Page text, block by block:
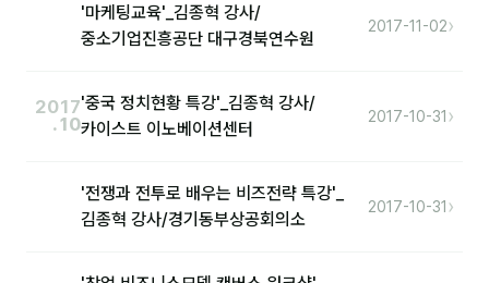
'마케팅교육'_김종혁 강사/
중소기업진흥공단 대구경북연수원
2017-11-02›
2017
.10
'중국 정치현황 특강'_김종혁 강사/
카이스트 이노베이션센터
2017-10-31 ›
'전쟁과 전투로 배우는 비즈전략 특강'_
김종혁 강사/경기동부상공회의소
2017-10-31 ›